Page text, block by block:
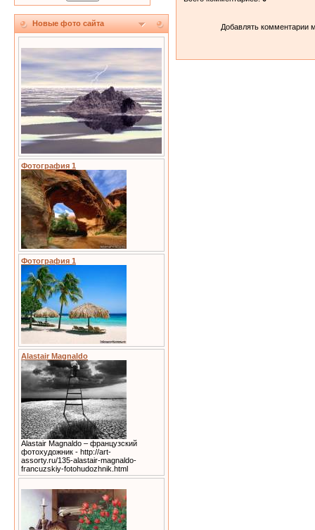
Новые фото сайта
Фотография 1
Фотография 1
Alastair Magnaldo
Alastair Magnaldo – французский
фотохудожник - http://art-
assorty.ru/135-alastair-magnaldo-
francuzskiy-fotohudozhnik.html
Добавлять комментарии